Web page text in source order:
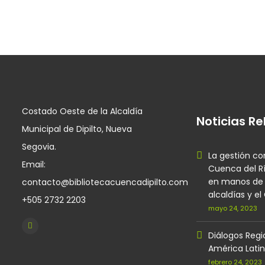
Costado Oeste de la Alcaldía
Municipal de Dipilto, Nueva
Segovia.
Email:
contacto@bibliotecacuencadipilto.com
+505 2732 2203
Noticias
La gestión
Cuenca del
en manos
alcaldías y
mayo 24, 2023
Diálogos
América
febrero 24, 2023